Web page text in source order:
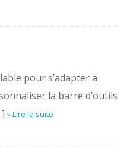
pour s’adapter à
la barre d’outils
» Lire la suite